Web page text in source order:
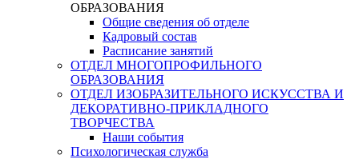
ОБРАЗОВАНИЯ
Общие сведения об отделе
Кадровый состав
Расписание занятий
ОТДЕЛ МНОГОПРОФИЛЬНОГО
ОБРАЗОВАНИЯ
ОТДЕЛ ИЗОБРАЗИТЕЛЬНОГО ИСКУССТВА И
ДЕКОРАТИВНО-ПРИКЛАДНОГО
ТВОРЧЕСТВА
Наши события
Психологическая служба